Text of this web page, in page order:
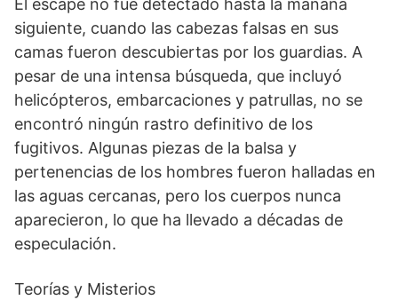
El escape no fue detectado hasta la mañana
siguiente, cuando las cabezas falsas en sus
camas fueron descubiertas por los guardias. A
pesar de una intensa búsqueda, que incluyó
helicópteros, embarcaciones y patrullas, no se
encontró ningún rastro definitivo de los
fugitivos. Algunas piezas de la balsa y
pertenencias de los hombres fueron halladas en
las aguas cercanas, pero los cuerpos nunca
aparecieron, lo que ha llevado a décadas de
especulación.
Teorías y Misterios